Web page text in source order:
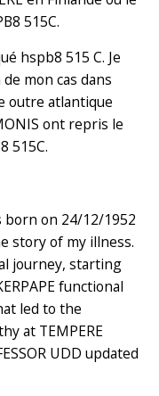
515C.
hspb8 515 C. Je
mon cas dans
outre atlantique
ont repris le
515C.
born on 24/12/1952
story of my illness.
journey, starting
functional
led to the
at TEMPERE
UDD updated